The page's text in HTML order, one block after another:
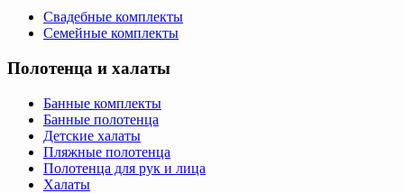
Свадебные комплекты
Семейные комплекты
Полотенца и халаты
Банные комплекты
Банные полотенца
Детские халаты
Пляжные полотенца
Полотенца для рук и лица
Халаты